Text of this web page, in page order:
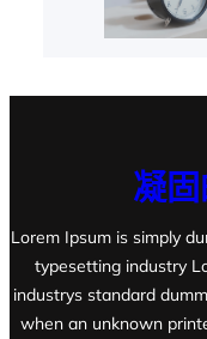
凝
Lorem Ipsum is simply
typesetting industry
industrys standard
when an unknown